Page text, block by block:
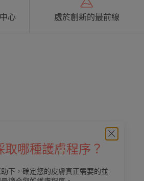
取哪種護膚程序？
下，確定您的皮膚真正需要的並
心 處於創新的最前線